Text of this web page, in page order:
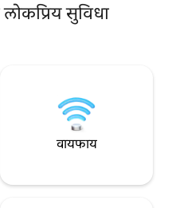
सुविधा
वायफाय